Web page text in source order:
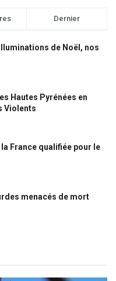
Dernier
de Noël, nos
Hautes Pyrénées en
Violents
la France qualifiée pour le
menacés de mort